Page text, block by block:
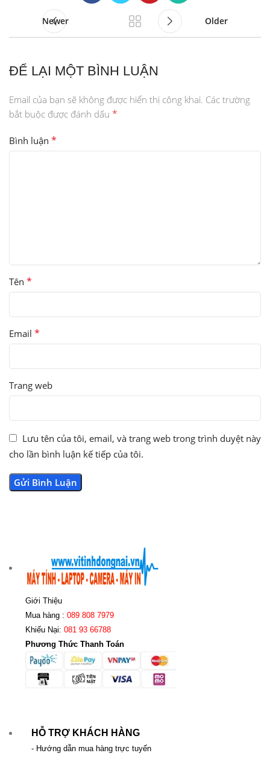
Newer Older
ĐỂ LẠI MỘT BÌNH LUẬN
Email của bạn sẽ không được hiển thị công khai. Các trường
bắt buộc được đánh dấu *
Bình luận *
Tên *
Email *
Trang web
Lưu tên của tôi, email, và trang web trong trình duyệt này
cho lần bình luận kế tiếp của tôi.
Giới Thiệu
Mua hàng : 089 808 7979
Khiếu Nại: 081 93 66788
Phương Thức Thanh Toán
HỖ TRỢ KHÁCH HÀNG
- Hướng dẫn mua hàng trực tuyến